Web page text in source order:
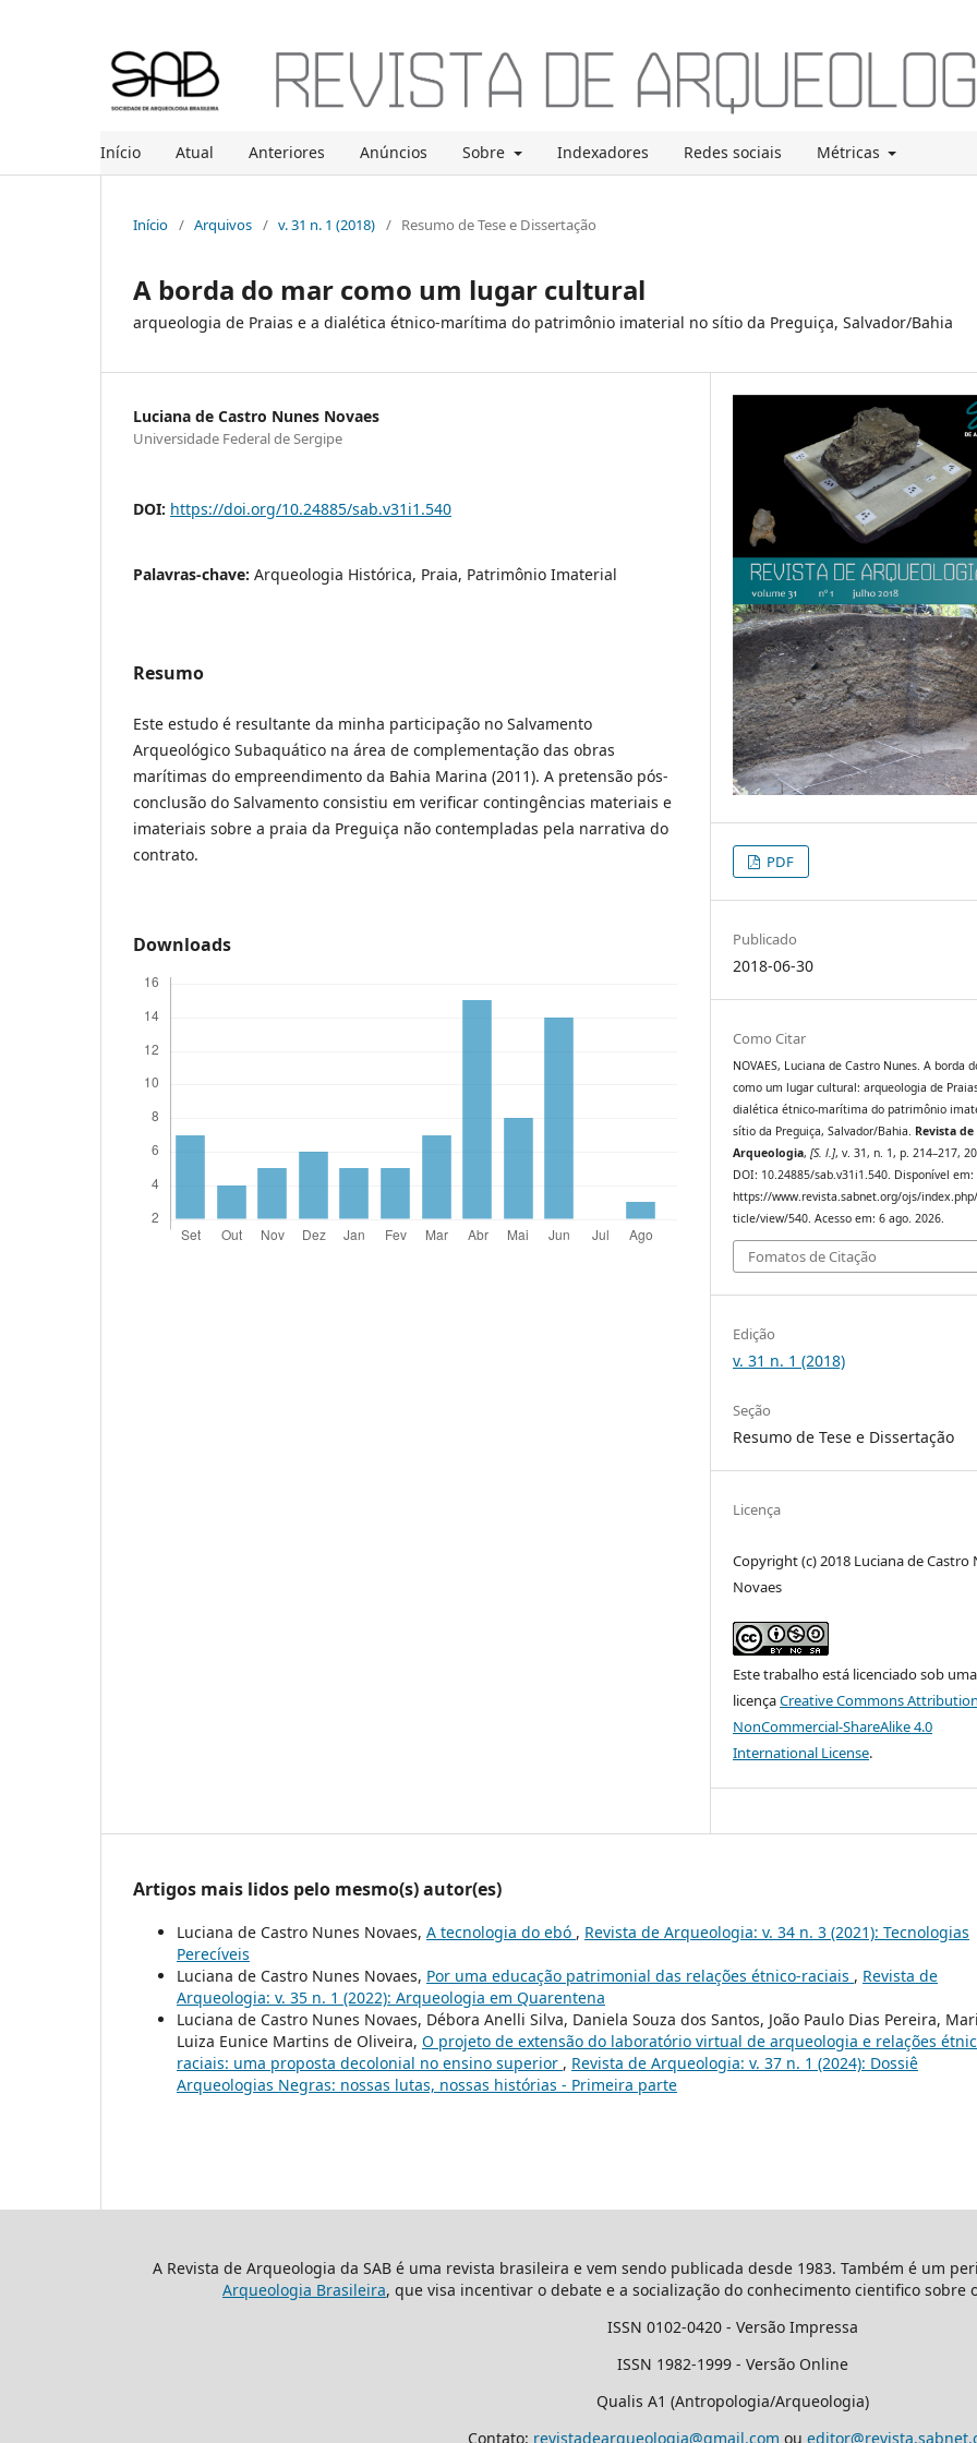
Início Atual Anteriores Anúncios Sobre Indexadores Redes sociais Métricas
Início / Arquivos / v. 31 n. 1 (2018) / Resumo de Tese e Dissertação
A borda do mar como um lugar cultural
arqueologia de Praias e a dialética étnico-marítima do patrimônio imaterial no sítio da Preguiça, Salvador/Bahia
Luciana de Castro Nunes Novaes
Universidade Federal de Sergipe
DOI: https://doi.org/10.24885/sab.v31i1.540
Palavras-chave: Arqueologia Histórica, Praia, Patrimônio Imaterial
Resumo
Este estudo é resultante da minha participação no Salvamento
Arqueológico Subaquático na área de complementação das obras
marítimas do empreendimento da Bahia Marina (2011). A pretensão pós-
conclusão do Salvamento consistiu em verificar contingências materiais e
imateriais sobre a praia da Preguiça não contempladas pela narrativa do
contrato.
Downloads
PDF
Publicado
2018-06-30
Como Citar
NOVAES, Luciana de Castro Nunes. A borda
como um lugar cultural: arqueologia de
dialética étnico-marítima do patrimônio
sítio da Preguiça, Salvador/Bahia. Revista de
Arqueologia,[S. l.], v. 31, n. 1, p. 214–217,
DOI: 10.24885/sab.v31i1.540. Disponível em:
https://www.revista.sabnet.org/ojs/
ticle/view/540. Acesso em: 6 ago. 2026.
Fomatos de Citação
Edição
v. 31 n. 1 (2018)
Seção
Resumo de Tese e Dissertação
Licença
Copyright (c) 2018 Luciana de Castro
Novaes
Este trabalho está licenciado sob uma
licençaCreative Commons
NonCommercial-ShareAlike 4.0
International License.
Artigos mais lidos pelo mesmo(s) autor(es)
Luciana de Castro Nunes Novaes, A tecnologia do ebó , Revista de Arqueologia: v. 34 n. 3 (2021): Tecnologias
Perecíveis
Luciana de Castro Nunes Novaes, Por uma educação patrimonial das relações étnico-raciais , Revista de
Arqueologia: v. 35 n. 1 (2022): Arqueologia em Quarentena
Luciana de Castro Nunes Novaes, Débora Anelli Silva, Daniela Souza dos Santos, João Paulo Dias Pereira,
Luiza Eunice Martins de Oliveira, O projeto de extensão do laboratório virtual de arqueologia e relações
raciais: uma proposta decolonial no ensino superior , Revista de Arqueologia: v. 37 n. 1 (2024): Dossiê
Arqueologias Negras: nossas lutas, nossas histórias - Primeira parte
A Revista de Arqueologia da SAB é uma revista brasileira e vem sendo publicada desde 1983. Também é um
Arqueologia Brasileira, que visa incentivar o debate e a socialização do conhecimento cientifico
ISSN 0102-0420 - Versão Impressa
ISSN 1982-1999 - Versão Online
Qualis A1 (Antropologia/Arqueologia)
Contato: revistadearqueologia@gmail.com ou